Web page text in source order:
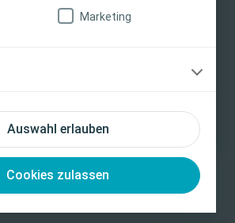
Auswahl erlauben
Cookies zulassen
Marketing
der Verwendung sorgfältig zu
medizinische Fachkraft